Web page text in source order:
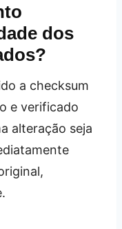
dos
a checksum
e verificado
alteração seja